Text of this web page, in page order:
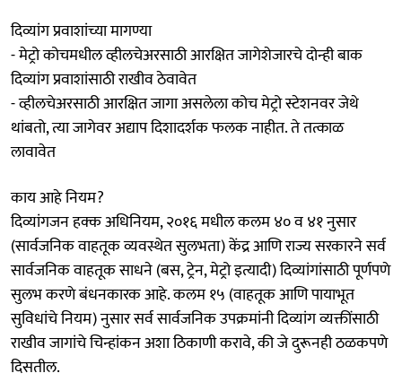
दिव्यांग प्रवाशांच्या मागण्या
- मेट्रो कोचमधील व्हीलचेअरसाठी आरक्षित जागेशेजारचे दोन्ही बाक
दिव्यांग प्रवाशांसाठी राखीव ठेवावेत
- व्हीलचेअरसाठी आरक्षित जागा असलेला कोच मेट्रो स्टेशनवर जेथे
थांबतो, त्या जागेवर अद्याप दिशादर्शक फलक नाहीत. ते तत्काळ
लावावेत
काय आहे नियम?
दिव्यांगजन हक्क अधिनियम, २०१६ मधील कलम ४० व ४१ नुसार
(सार्वजनिक वाहतूक व्यवस्थेत सुलभता) केंद्र आणि राज्य सरकारने सर्व
सार्वजनिक वाहतूक साधने (बस, ट्रेन, मेट्रो इत्यादी) दिव्यांगांसाठी पूर्णपणे
सुलभ करणे बंधनकारक आहे. कलम १५ (वाहतूक आणि पायाभूत
सुविधांचे नियम) नुसार सर्व सार्वजनिक उपक्रमांनी दिव्यांग व्यक्तींसाठी
राखीव जागांचे चिन्हांकन अशा ठिकाणी करावे, की जे दुरूनही ठळकपणे
दिसतील.